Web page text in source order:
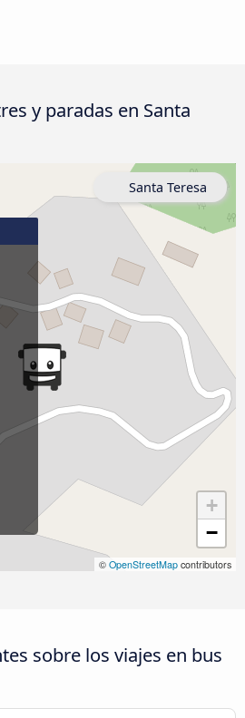
y paradas en Santa
+
−
© OpenStreetMap contributors
Santa Teresa
sobre los viajes en bus